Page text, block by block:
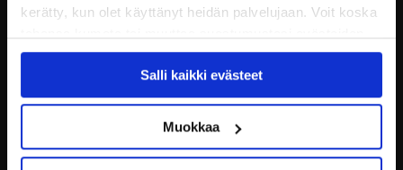
kerätty, kun olet käyttänyt heidän palvelujaan. Voit koska
käytöstäEvästeet-sivultamme.
Salli kaikki evästeet
Muokkaa
JYP Jyväskylä Oy
Puistokatu 21, 40200 Jyväskylä
Tietosuoja
Ottelut